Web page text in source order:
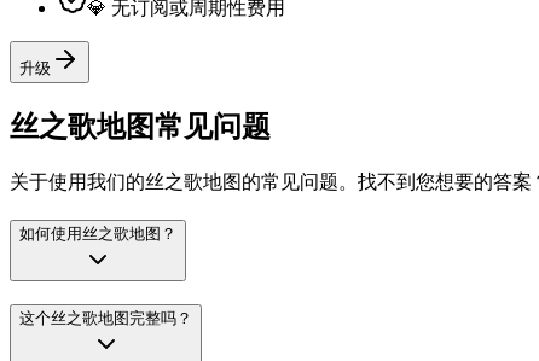
💎 无订阅或周期性费用
升级
丝之歌地图常见问题
关于使用我们的丝之歌地图的常见问题。找不到您想要的答案
如何使用丝之歌地图？
这个丝之歌地图完整吗？